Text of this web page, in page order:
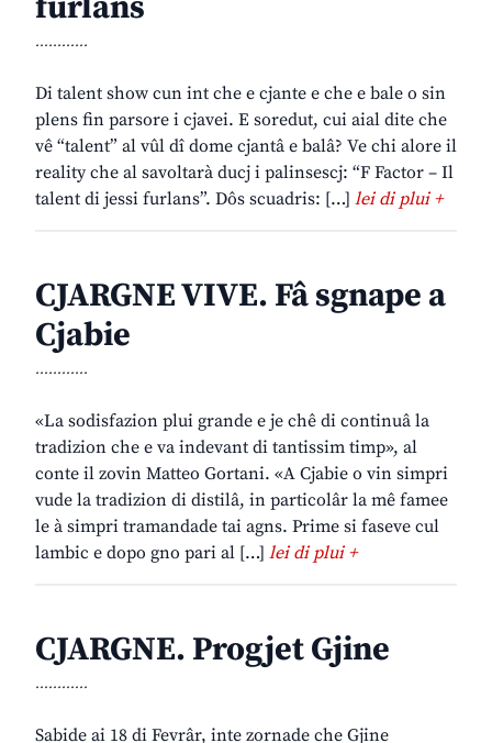
............
Di talent show cun int che e cjante e che e bale o sin
plens fin parsore i cjavei. E soredut, cui aial dite che
vê “talent” al vûl dî dome cjantâ e balâ? Ve chi alore il
reality che al savoltarà ducj i palinsescj: “F Factor – Il
talent di jessi furlans”. Dôs scuadris: […] lei di plui +
CJARGNE VIVE. Fâ sgnape a
Cjabie
............
«La sodisfazion plui grande e je chê di continuâ la
tradizion che e va indevant di tantissim timp», al
conte il zovin Matteo Gortani. «A Cjabie o vin simpri
vude la tradizion di distilâ, in particolâr la mê famee
le à simpri tramandade tai agns. Prime si faseve cul
lambic e dopo gno pari al […] lei di plui +
CJARGNE. Progjet Gjine
............
Sabide ai 18 di Fevrâr, inte zornade che Gjine